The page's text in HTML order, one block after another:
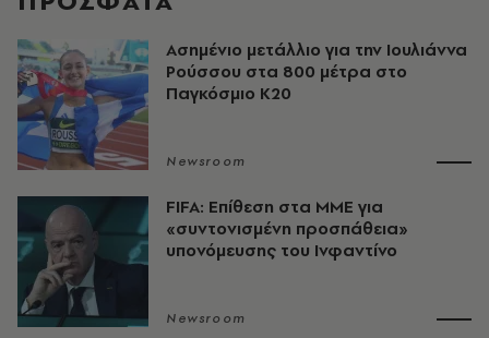
Ασημένιο μετάλλιο για την Ιουλιάννα
Ρούσσου στα 800 μέτρα στο
Παγκόσμιο Κ20
Newsroom
FIFA: Επίθεση στα ΜΜΕ για
«συντονισμένη προσπάθεια»
υπονόμευσης του Ινφαντίνο
Newsroom